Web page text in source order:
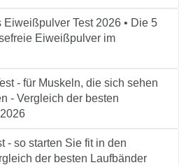
Eiweißpulver Test 2026 • Die 5
Eiweißpulver im
- für Muskeln, die sich sehen
- Vergleich der besten
- so starten Sie fit in den
der besten Laufbänder